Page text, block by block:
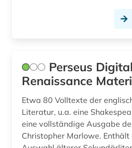
jiddisch (3)
kanada (5)
kaschmiri (1)
Perseus
Renaissance
Etwa 80 Volltexte der
Literatur, u.a. eine
eine vollständige Ausgabe
Christopher Marlowe. Enthält